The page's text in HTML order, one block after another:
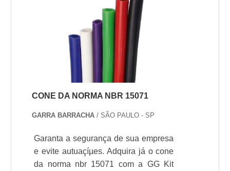
CONE DA NORMA NBR 15071
GARRA BARRACHA / SÃO PAULO - SP
Garanta a segurança de sua empresa
e evite autuaçíµes. Adquira já o cone
da norma nbr 15071 com a GG Kit